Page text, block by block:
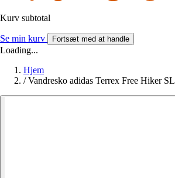
Kurv subtotal
Se min kurv Fortsæt med at handle
Loading...
Hjem
/ Vandresko adidas Terrex Free Hiker SL